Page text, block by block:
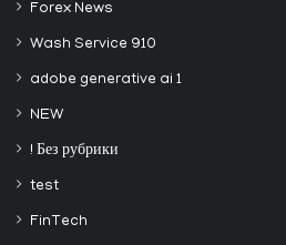
Forex News
Wash Service 910
adobe generative ai 1
NEW
! Без рубрики
test
FinTech